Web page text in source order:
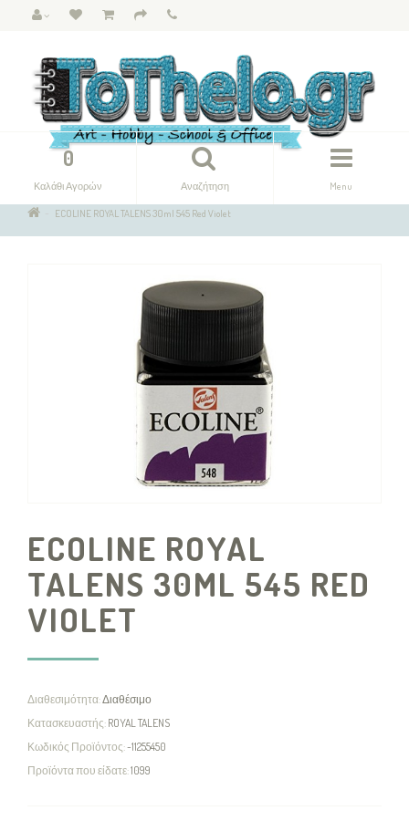
Menu
Αναζήτηση
0
Καλάθι Αγορών
ECOLINE ROYAL TALENS 30ml 545 Red Violet
ECOLINE ROYAL
TALENS 30ML 545 RED
VIOLET
Διαθεσιμότητα:Διαθέσιμο
Κατασκευαστής: ROYAL TALENS
Κωδικός Προϊόντος:-11255450
Προϊόντα που είδατε:1099